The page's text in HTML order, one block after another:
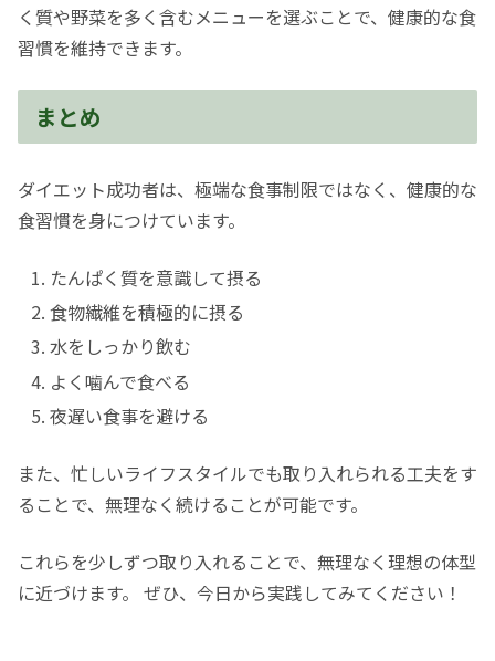
く質や野菜を多く含むメニューを選ぶことで、健康的な食
習慣を維持できます。
まとめ
ダイエット成功者は、極端な食事制限ではなく、健康的な
食習慣を身につけています。
たんぱく質を意識して摂る
食物繊維を積極的に摂る
水をしっかり飲む
よく噛んで食べる
夜遅い食事を避ける
また、忙しいライフスタイルでも取り入れられる工夫をす
ることで、無理なく続けることが可能です。
これらを少しずつ取り入れることで、無理なく理想の体型
に近づけます。 ぜひ、今日から実践してみてください！